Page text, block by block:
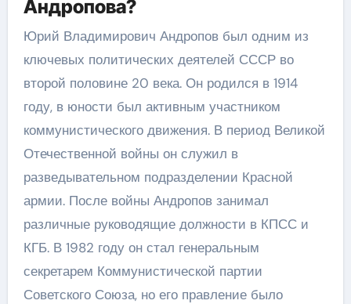
Андропова?
Юрий Владимирович Андропов был одним из
ключевых политических деятелей СССР во
второй половине 20 века. Он родился в 1914
году, в юности был активным участником
коммунистического движения. В период Великой
Отечественной войны он служил в
разведывательном подразделении Красной
армии. После войны Андропов занимал
различные руководящие должности в КПСС и
КГБ. В 1982 году он стал генеральным
секретарем Коммунистической партии
Советского Союза, но его правление было